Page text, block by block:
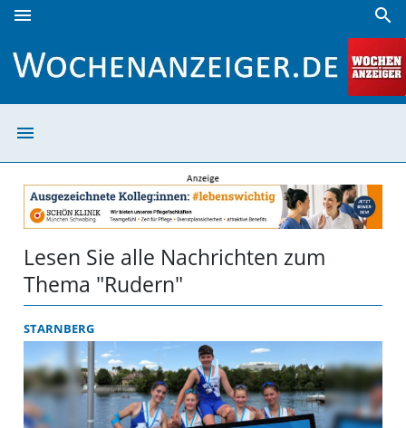
menu search
menu
Lesen Sie alle Nachrichten zum
Thema "Rudern"
STARNBERG